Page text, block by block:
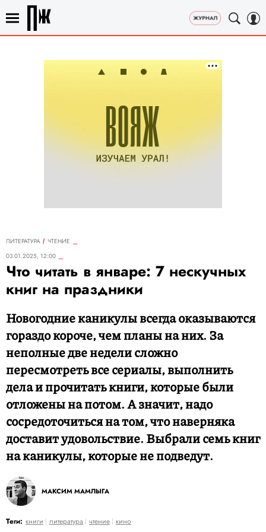
ЛИТЕРАТУРА
ЧТЕНИЕ
03.01.2025, 12:00
Что читать в январе: 7 нескучных
книг на праздники
Новогодние каникулы всегда оказываются
гораздо короче, чем планы на них. За
неполные две недели сложно
пересмотреть все сериалы, выполнить
дела и прочитать книги, которые были
отложены на потом. А значит, надо
сосредоточиться на том, что наверняка
доставит удовольствие. Выбрали семь книг
на каникулы, которые не подведут.
МАКСИМ МАМЛЫГА
Теги: книги литература чтение кино